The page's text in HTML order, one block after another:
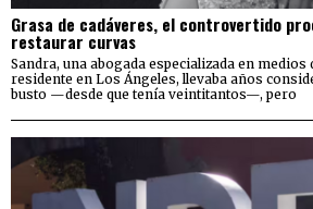
Grasa de cadáveres, el controvertido
restaurar curvas
Sandra, una abogada especializada en
residente en Los Ángeles, llevaba años
busto —desde que tenía veintitantos—, pero